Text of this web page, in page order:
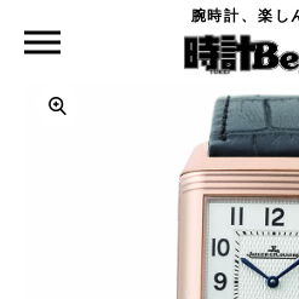
腕時計、楽し
JAEGER-LECOULTRE